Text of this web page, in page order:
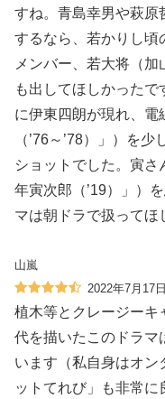
すね。青島幸男や萩原
するなら、若かりし頃
メンバー、若大将（
も出してほしかった
に伊東四朗が現れ、電
（’76～’78）」）を
ショットでした。寅
年寅次郎（’19）」）
マは朝ドラで扱ってほ
山嵐
2022年7月17日
植木等とクレージーキ
代を描いたこのドラマ
います（私自身はオン
ットてれび」も非常に